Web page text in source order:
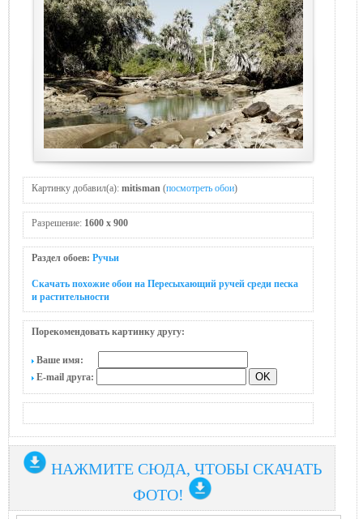
Картинку добавил(а): mitisman (посмотреть обои)
Разрешение: 1600 x 900
Раздел обоев: Ручьи
Скачать похожие обои на Пересыхающий ручей среди песка
и растительности
Порекомендовать картинку другу:
Ваше имя:
E-mail друга:
НАЖМИТЕ СЮДА, ЧТОБЫ СКАЧАТЬ
ФОТО!